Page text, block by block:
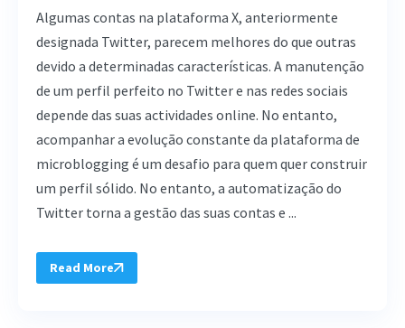
Algumas contas na plataforma X, anteriormente
designada Twitter, parecem melhores do que outras
devido a determinadas características. A manutenção
de um perfil perfeito no Twitter e nas redes sociais
depende das suas actividades online. No entanto,
acompanhar a evolução constante da plataforma de
microblogging é um desafio para quem quer construir
um perfil sólido. No entanto, a automatização do
Twitter torna a gestão das suas contas e ...
Read More